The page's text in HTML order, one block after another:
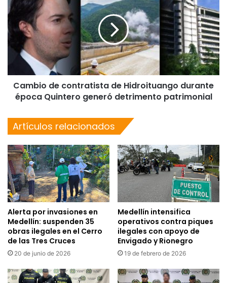
Cambio de contratista de Hidroituango durante
época Quintero generó detrimento patrimonial
Artículos relacionados
Alerta por invasiones en
Medellín: suspenden 35
obras ilegales en el Cerro
de las Tres Cruces
20 de junio de 2026
Medellín intensifica
operativos contra piques
ilegales con apoyo de
Envigado y Rionegro
19 de febrero de 2026